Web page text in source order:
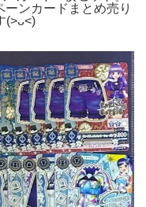
ーンカードまとめ売り
(>ᴗ<)